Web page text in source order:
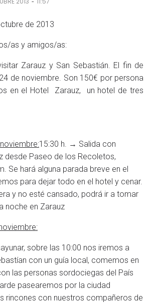
de 2013
as y amigos/as:
Zarauz y San Sebastián. El fin de
de noviembre. Son 150€ por persona
en el Hotel Zarauz, un hotel de tres
15:30 h. → Salida con
desde Paseo de los Recoletos,
Se hará alguna parada breve en el
para dejar todo en el hotel y cenar.
y no esté cansado, podrá ir a tomar
noche en Zarauz
sobre las 10:00 nos iremos a
con un guía local, comemos en
las personas sordociegas del País
pasearemos por la ciudad
rincones con nuestros compañeros de